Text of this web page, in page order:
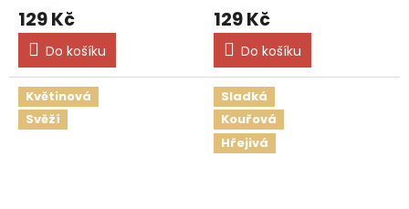
129 Kč
Do košíku
129 Kč
Do košíku
Květinová
Svěží
Sladká
Kouřová
Hřejivá